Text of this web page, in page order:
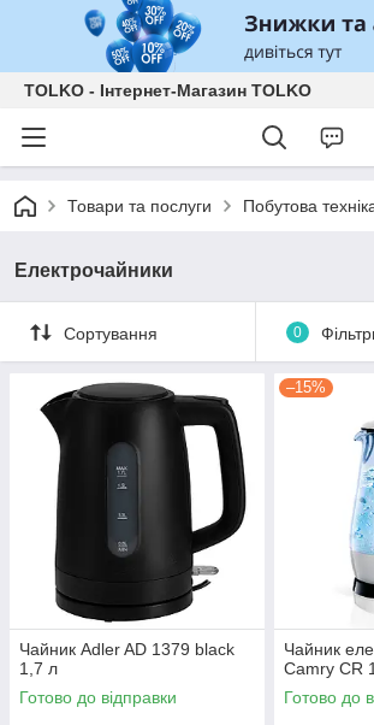
TOLKO - Інтернет-Магазин TOLKO
Товари та послуги Побутова
Електрочайники
Сортування 0
Чайник Adler AD 1379 black
1,7 л
Готово до відправки
–15%
Чайник
Camry CR
Готово до